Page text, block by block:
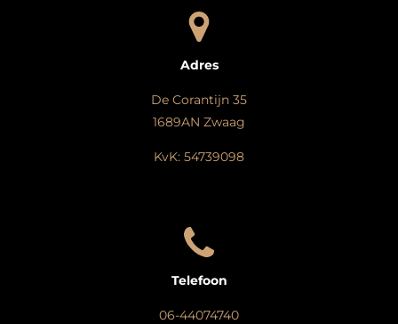
Adres
De Corantijn 35
1689AN Zwaag
KvK: 54739098
Telefoon
06-44074740